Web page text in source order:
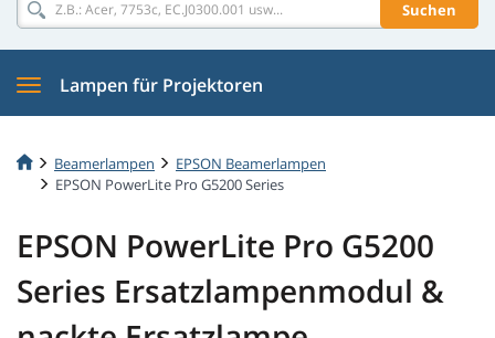
Suchen
Lampen für Projektoren
Beamerlampen
EPSON Beamerlampen
EPSON PowerLite Pro G5200 Series
EPSON PowerLite Pro G5200
Series Ersatzlampenmodul &